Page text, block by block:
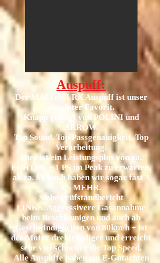
Auspuff:
Der MALOSSI RX Auspuff ist unser
absoluter Favorit.
Knapp gefolgt von POLINI und
ARROW.
Top Sound, Top Passgenauigkeit, Top
Verarbeitung.
Hier ist ein Leistungsplus von ca.
ECHTEN +1 PS im Peak zu erwarten,
ab ca. 80 km/h haben wir sogar fast 3
PS MEHR.
Siehe Prüfstandbericht
LINKS.Aggressivere Gasannahme
beim Beschleunigen und auch ab
Geschwindigkeiten von 80km/h + ist
der Motor drehfreudiger und erreicht
sehr viel schneller die Top Speed.
Alle Auspuffe haben ein E-Gutachten